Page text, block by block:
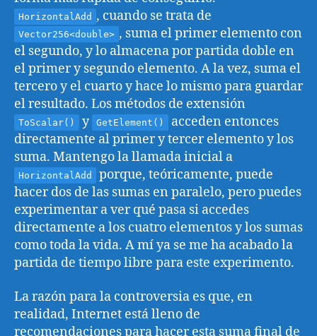
HorizontalAdd , cuando se trata de
Vector256<double> , suma el primer elemento con
el segundo, y lo almacena por partida doble en
el primer y segundo elemento. A la vez, suma el
tercero y el cuarto y hace lo mismo para guardar
el resultado. Los métodos de extensión
ToScalar() y GetElement()
acceden entonces
directamente al primer y tercer elemento y los
suma. Mantengo la llamada inicial a
HorizontalAdd
porque, teóricamente, puede
hacer dos de las sumas en paralelo, pero puedes
experimentar a ver qué pasa si accedes
directamente a los cuatro elementos y los sumas
como toda la vida. A mí ya se me ha acabado la
partida de tiempo libre para este experimento.
La razón para la controversia es que, en
realidad, Internet está lleno de
recomendaciones para hacer esta suma final de